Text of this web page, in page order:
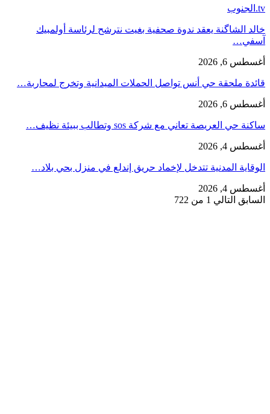
tv.الجنوب
خالد الشاگنة يعقد ندوة صحفية بغيت نترشح لرئاسة أولمبيك
آسفي…
أغسطس 6, 2026
قائدة ملحقة حي أنس تواصل الحملات الميدانية وتخرج لمحاربة…
أغسطس 6, 2026
ساكنة حي العريصة تعاني مع شركة sos وتطالب ببيئة نظيف…
أغسطس 4, 2026
الوقاية المدنية تتدخل لإخماد حريق إندلع في منزل بحي بلاد…
أغسطس 4, 2026
السابق التالي 1 من 722